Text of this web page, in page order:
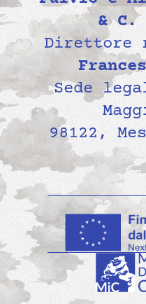
&
Direttore
Sede
98122,